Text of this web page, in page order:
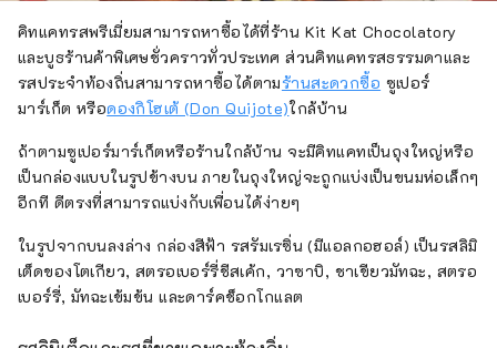
คิทแคทรสพรีเมี่ยมสามารถหาซื้อได้ที่ร้าน Kit Kat Chocolatory
และบูธร้านค้าพิเศษชั่วคราวทั่วประเทศ ส่วนคิทแคทรสธรรมดาและ
รสประจำท้องถิ่นสามารถหาซื้อได้ตามร้านสะดวกซื้อ ซูเปอร์
มาร์เก็ต หรือดองกิโฮเต้ (Don Quijote)ใกล้บ้าน
ถ้าตามซูเปอร์มาร์เก็ตหรือร้านใกล้บ้าน จะมีคิทแคทเป็นถุงใหญ่หรือ
เป็นกล่องแบบในรูปข้างบน ภายในถุงใหญ่จะถูกแบ่งเป็นขนมห่อเล็กๆ
อีกที ดีตรงที่สามารถแบ่งกับเพื่อนได้ง่ายๆ
ในรูปจากบนลงล่าง กล่องสีฟ้า รสรัมเรซิ่น (มีแอลกอฮอล์) เป็นรสลิมิ
เต็ดของโตเกียว, สตรอเบอร์รี่ชีสเค้ก, วาซาบิ, ชาเขียวมัทฉะ, สตรอ
เบอร์รี่, มัทฉะเข้มข้น และดาร์คช็อกโกแลต